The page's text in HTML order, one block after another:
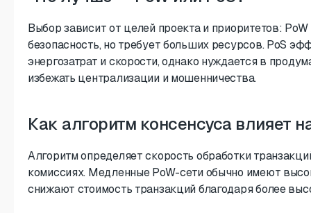
Выбор зависит от целей проекта и приоритетов:
безопасность, но требует больших ресурсов. PoS
энергозатрат и скорости, однако нуждается в
избежать централизации и мошенничества.
Как алгоритм консенсуса влияет
Алгоритм определяет скорость обработки
комиссиях. Медленные PoW-сети обычно имеют
снижают стоимость транзакций благодаря более